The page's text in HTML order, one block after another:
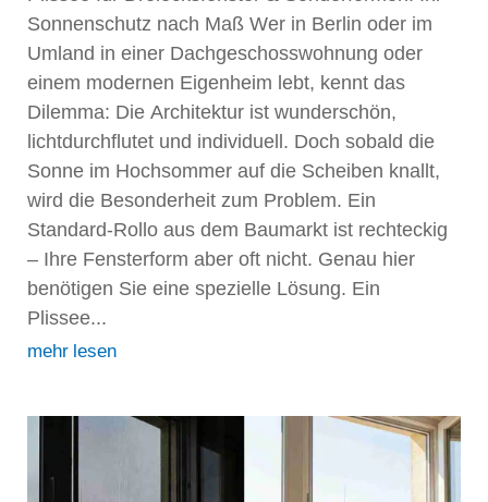
Sonnenschutz nach Maß Wer in Berlin oder im
Umland in einer Dachgeschosswohnung oder
einem modernen Eigenheim lebt, kennt das
Dilemma: Die Architektur ist wunderschön,
lichtdurchflutet und individuell. Doch sobald die
Sonne im Hochsommer auf die Scheiben knallt,
wird die Besonderheit zum Problem. Ein
Standard-Rollo aus dem Baumarkt ist rechteckig
– Ihre Fensterform aber oft nicht. Genau hier
benötigen Sie eine spezielle Lösung. Ein
Plissee...
mehr lesen